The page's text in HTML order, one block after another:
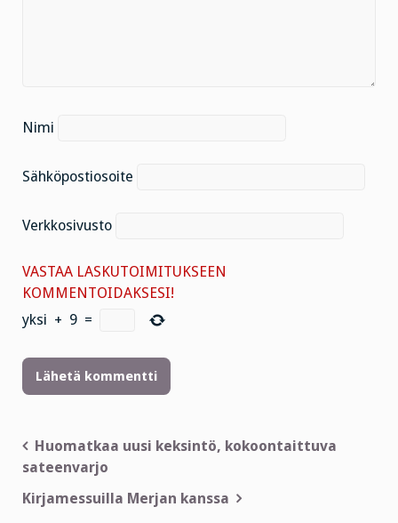
Nimi
Sähköpostiosoite
Verkkosivusto
VASTAA LASKUTOIMITUKSEEN
KOMMENTOIDAKSESI!
yksi + 9 =
Artikkelien
selaus
Huomatkaa uusi keksintö, kokoontaittuva
sateenvarjo
Kirjamessuilla Merjan kanssa